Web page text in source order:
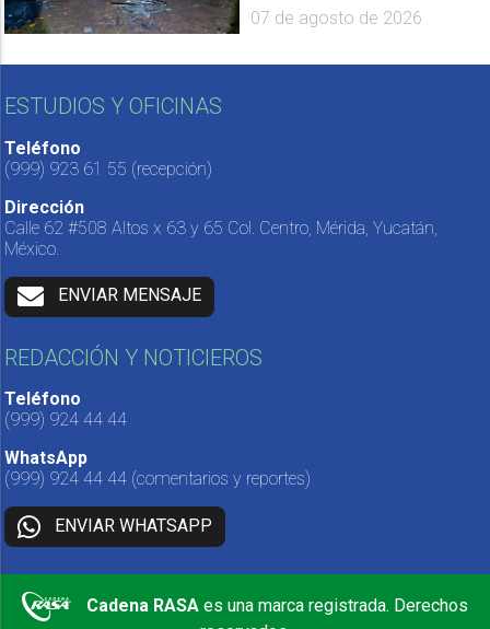
07 de agosto de 2026
ESTUDIOS Y OFICINAS
Teléfono
(999) 923 61 55 (recepción)
Dirección
Calle 62 #508 Altos x 63 y 65 Col. Centro, Mérida, Yucatán,
México.
ENVIAR MENSAJE
REDACCIÓN Y NOTICIEROS
Teléfono
(999) 924 44 44
WhatsApp
(999) 924 44 44 (comentarios y reportes)
ENVIAR WHATSAPP
Cadena RASA es una marca registrada. Derechos